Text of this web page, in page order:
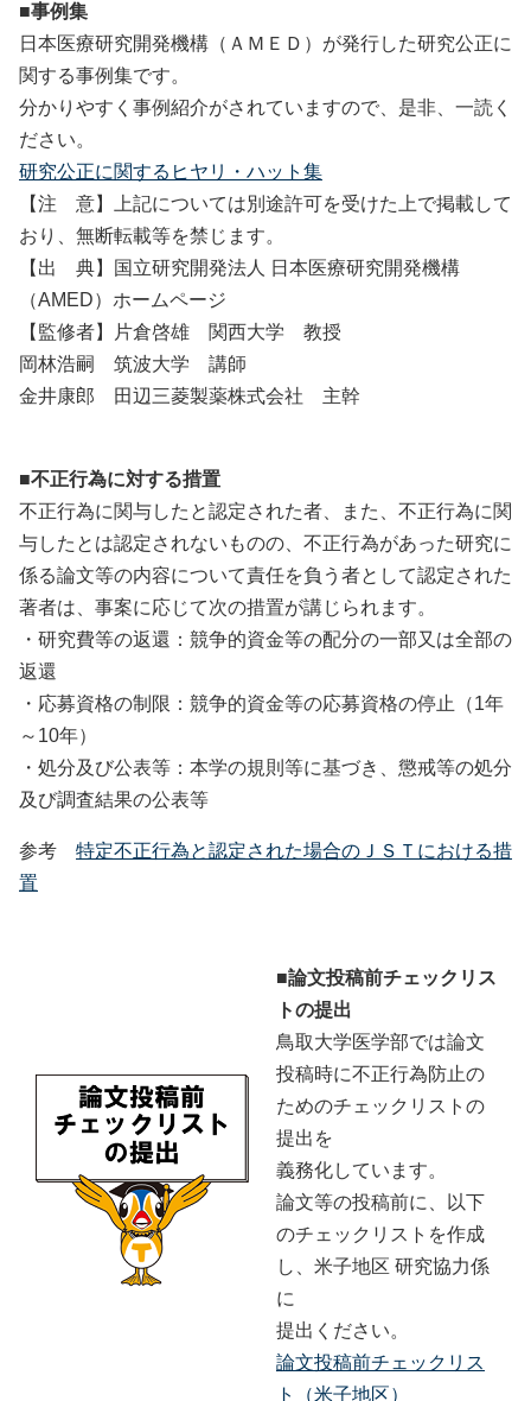
■事例集
日本医療研究開発機構（ＡＭＥＤ）が発行した研究公正に
関する事例集です。
分かりやすく事例紹介がされていますので、是非、一読く
ださい。
研究公正に関するヒヤリ・ハット集
【注 意】上記については別途許可を受けた上で掲載して
おり、無断転載等を禁じます。
【出 典】国立研究開発法人 日本医療研究開発機構
（AMED）ホームページ
【監修者】片倉啓雄 関西大学 教授
岡林浩嗣 筑波大学 講師
金井康郎 田辺三菱製薬株式会社 主幹
■不正行為に対する措置
不正行為に関与したと認定された者、また、不正行為に関
与したとは認定されないものの、不正行為があった研究に
係る論文等の内容について責任を負う者として認定された
著者は、事案に応じて次の措置が講じられます。
・研究費等の返還：競争的資金等の配分の一部又は全部の
返還
・応募資格の制限：競争的資金等の応募資格の停止（1年
～10年）
・処分及び公表等：本学の規則等に基づき、懲戒等の処分
及び調査結果の公表等
参考 特定不正行為と認定された場合のＪＳＴにおける措
置
■論文投稿前チェックリス
トの提出
鳥取大学医学部では論文
投稿時に不正行為防止の
ためのチェックリストの
提出を
義務化しています。
論文等の投稿前に、以下
のチェックリストを作成
し、米子地区 研究協力係
に
提出ください。
論文投稿前チェックリス
ト（米子地区）